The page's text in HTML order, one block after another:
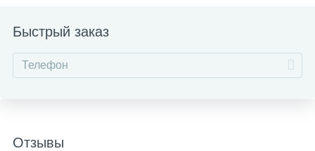
Быстрый заказ
Отзывы